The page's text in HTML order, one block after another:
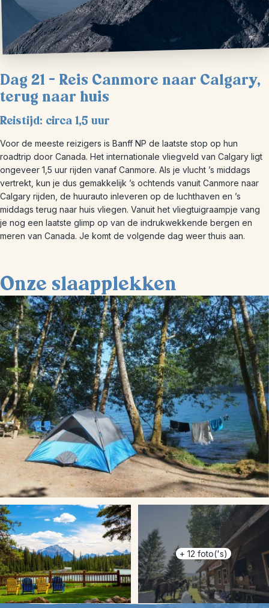
Dag 21 – Reis Canmore naar Calgary,
terug naar huis
Reistijd: circa 1,5 uur
Voor de meeste reizigers is Banff NP de laatste stop op hun
roadtrip door Canada. Het internationale vliegveld van Calgary ligt
ongeveer 1,5 uur rijden vanaf Canmore. Als je vlucht ’s middags
vertrekt, kun je dus gemakkelijk ’s ochtends vanuit Canmore naar
Calgary rijden, de huurauto inleveren op de luchthaven en ’s
middags terug naar huis vliegen. Vanuit het vliegtuigraampje vang
je nog een laatste glimp op van de indrukwekkende bergen en
meren van Canada. Je komt de volgende dag weer thuis aan.
Onze slaapplekken
+ 12 foto('s)